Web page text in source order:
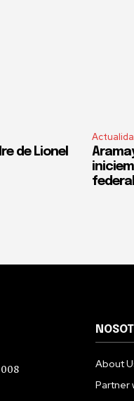
de Lionel
About
Partner